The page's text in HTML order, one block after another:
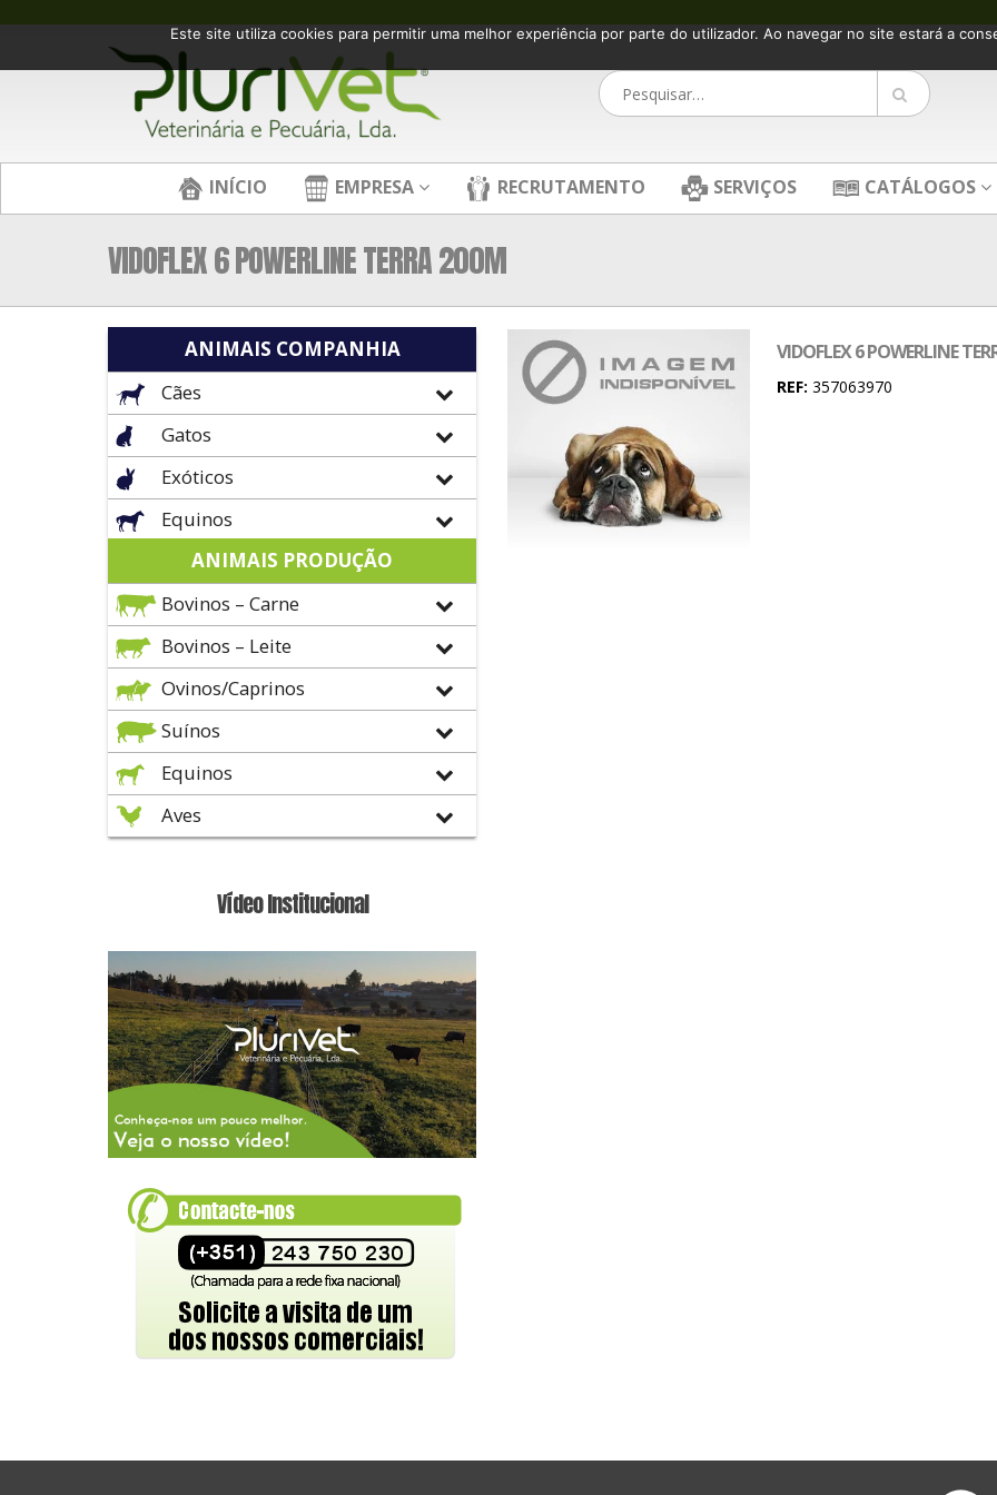
INÍCIO EMPRESA RECRUTAMENTO SERVIÇOS CATÁLOGOS
VIDOFLEX 6 POWERLINE TERRA 200M
VIDOFLEX 6 POWERLINE
REF: 357063970
ANIMAIS COMPANHIA
Cães
Gatos
Exóticos
Equinos
ANIMAIS PRODUÇÃO
Bovinos – Carne
Bovinos – Leite
Ovinos/Caprinos
Suínos
Equinos
Aves
Vídeo Institucional
Este site utiliza cookies para permitir uma melhor experiência por parte do utilizador. Ao navegar no site estará a